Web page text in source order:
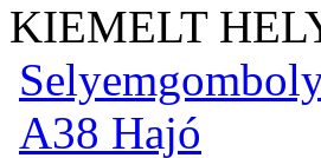
KIEMELT
A38 Hajó